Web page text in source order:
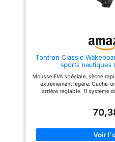
Tontron Classic
sports nautiques
Mousse EVA spéciale, sèche
extrêmement légère. Cache-
arrière réglable. 11 système
ou d'autres